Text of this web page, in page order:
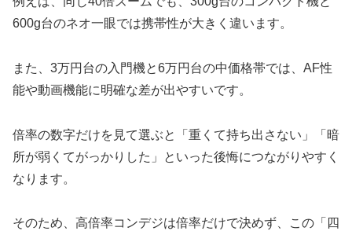
600g台のネオ一眼では携帯性が大きく違います。
また、3万円台の入門機と6万円台の中価格帯では、AF性
能や動画機能に明確な差が出やすいです。
倍率の数字だけを見て選ぶと「重くて持ち出さない」「暗
所が弱くてがっかりした」といった後悔につながりやすく
なります。
そのため、高倍率コンデジは倍率だけで決めず、この「四